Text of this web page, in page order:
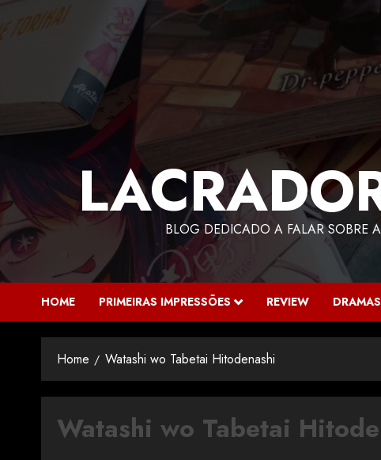
BLOG DEDICADO A FALAR SOBRE
HOME PRIMEIRAS IMPRESSÕES REVIEW
Home Watashi wo Tabetai Hitodenashi
Watashi wo Tabetai